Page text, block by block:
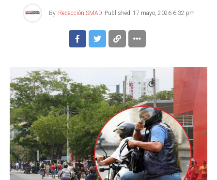
By Redacción SMAD Published 17 mayo, 2026 6:32 pm